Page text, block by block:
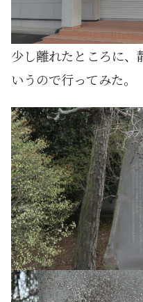
少し離れたところに、
いうので行ってみた。